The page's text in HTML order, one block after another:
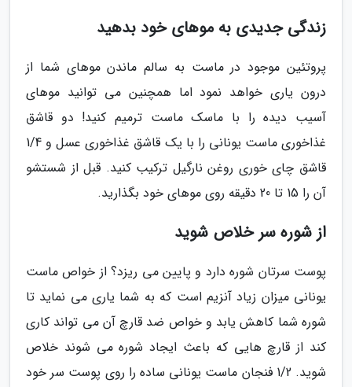
زندگی جدیدی به موهای خود بدهید
پروتئین موجود در ماست به سالم ماندن موهای شما از
درون یاری خواهد نمود اما همچنین می توانید موهای
آسیب دیده را با ماسک ماست ترمیم کنید! دو قاشق
غذاخوری ماست یونانی را با یک قاشق غذاخوری عسل و 1/4
قاشق چای خوری روغن نارگیل ترکیب کنید. قبل از شستشو
آن را 15 تا 20 دقیقه روی موهای خود بگذارید.
از شوره سر خلاص شوید
پوست سرتان شوره دارد و پایین می ریزد؟ از خواص ماست
یونانی میزان زیاد آنزیم است که به شما یاری می نماید تا
شوره شما کاهش یابد و خواص ضد قارچ آن می تواند کاری
کند از قارچ هایی که باعث ایجاد شوره می شوند خلاص
شوید. 1/2 فنجان ماست یونانی ساده را روی پوست سر خود